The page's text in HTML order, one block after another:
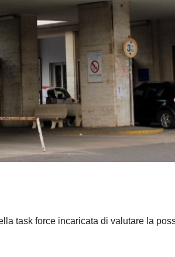
task force incaricata di valutare la